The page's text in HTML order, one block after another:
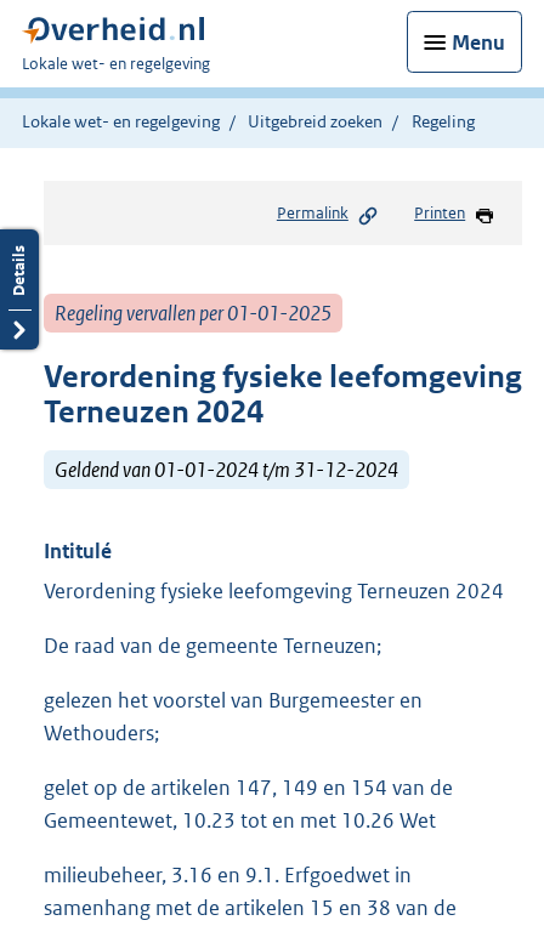
Menu
U
bent
hier:
Lokale wet- en regelgeving
Lokale wet- en regelgeving Uitgebreid zoeken Regeling
Permalink Printen
Regeling vervallen per 01-01-2025
Verordening fysieke leefomgeving
Terneuzen 2024
Geldend van 01-01-2024 t/m 31-12-2024
Intitulé
Verordening fysieke leefomgeving Terneuzen 2024
De raad van de gemeente Terneuzen;
gelezen het voorstel van Burgemeester en
Wethouders;
gelet op de artikelen 147, 149 en 154 van de
Gemeentewet, 10.23 tot en met 10.26 Wet
milieubeheer, 3.16 en 9.1. Erfgoedwet in
samenhang met de artikelen 15 en 38 van de